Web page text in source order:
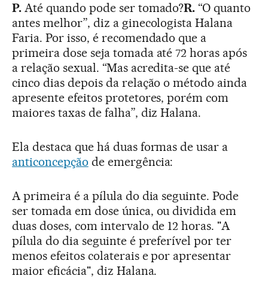
P.Até quando pode ser tomado?R.“O quanto
antes melhor”, diz a ginecologista Halana
Faria. Por isso, é recomendado que a
primeira dose seja tomada até 72 horas após
a relação sexual. “Mas acredita-se que até
cinco dias depois da relação o método ainda
apresente efeitos protetores, porém com
maiores taxas de falha”, diz Halana.
Ela destaca que há duas formas de usar a
anticoncepção de emergência:
A primeira é a pílula do dia seguinte. Pode
ser tomada em dose única, ou dividida em
duas doses, com intervalo de 12 horas. "A
pílula do dia seguinte é preferível por ter
menos efeitos colaterais e por apresentar
maior eficácia", diz Halana.